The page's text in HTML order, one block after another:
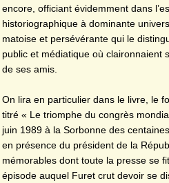
encore, officiant évidemment dans
historiographique à dominante
matoise et persévérante qui le
public et médiatique où claironnaient
de ses amis.
On lira en particulier dans le livre, le
titré « Le triomphe du congrès
juin 1989 à la Sorbonne des
en présence du président de la
mémorables dont toute la presse se
épisode auquel Furet crut devoir se